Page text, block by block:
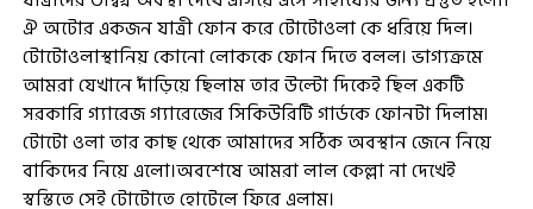
ঐ অটোর একজন যাত্রী ফোন করে টোটোওলা কে ধরিয়ে দিল।
টোটোওলাস্থানিয় কোনো লোককে ফোন দিতে বলল। ভাগ্যক্রমে
আমরা যেখানে দাঁড়িয়ে ছিলাম তার উল্টো দিকেই ছিল একটি
সরকারি গ্যারেজ গ্যারেজের সিকিউরিটি গার্ডকে ফোনটা দিলাম৷
টোটো ওলা তার কাছ থেকে আমাদের সঠিক অবস্থান জেনে নিয়ে
বাকিদের নিয়ে এলো।অবশেষে আমরা লাল কেল্লা না দেখেই
স্বস্তিতে সেই টোটোতে হোটেলে ফিরে এলাম।